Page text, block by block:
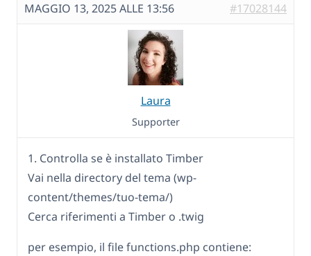
MAGGIO 13, 2025 ALLE 13:56 #17028144
Laura
Supporter
1. Controlla se è installato Timber
Vai nella directory del tema (wp-
content/themes/tuo-tema/)
Cerca riferimenti a Timber o .twig
per esempio, il file functions.php contiene: